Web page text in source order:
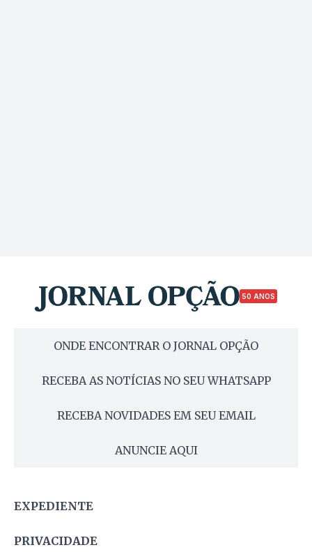
50 ANOS
ONDE ENCONTRAR O JORNAL OPÇÃO
RECEBA AS NOTÍCIAS NO SEU WHATSAPP
RECEBA NOVIDADES EM SEU EMAIL
ANUNCIE AQUI
EXPEDIENTE
PRIVACIDADE